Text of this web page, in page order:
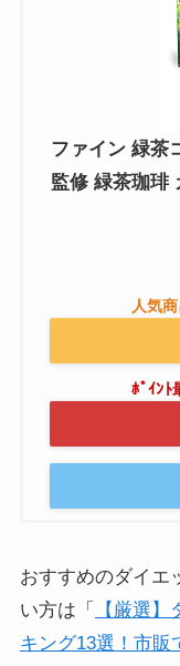
ファイン 緑茶
監修 緑茶珈琲
おすすめのダイエ
い方は「
【厳選
キング13選！市販